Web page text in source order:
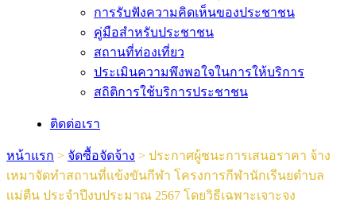
การรับฟังความคิดเห็นของประชาชน
คู่มือสำหรับประชาชน
สถานที่ท่องเที่ยว
ประเมินความพึงพอใจในการให้บริการ
สถิติการใช้บริการประชาชน
ติดต่อเรา
หน้าแรก > จัดซื้อจัดจ้าง > ประกาศผู้ชนะการเสนอราคา จ้าง
เหมาจัดทำสถานที่เเข้งขันกีฬา โครงการกีฬานักเรีนยตำบล
เเม่ตืน ประจำปีงบประมาณ 2567 โดยวิธีเฉพาะเจาะจง